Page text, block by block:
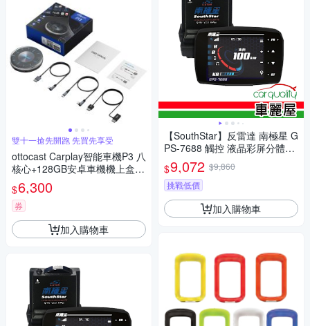
雙十一搶先開跑 先買先享受
ottocast Carplay智能車機P3 八
核心+128GB安卓車機機上盒-
車用多媒體影音 即插即用 秒變
安卓機
$6,300
券
加入購物車
【SouthStar】反雷達 南極星 G
PS-7688 觸控 液晶彩屏分體測
速器 送安裝(車麗屋)
$9,072 $9,860
挑戰低價
加入購物車